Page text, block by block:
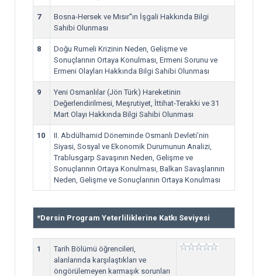
7
Bosna-Hersek ve Mısır''ın İşgali Hakkında Bilgi
Sahibi Olunması
8
Doğu Rumeli Krizinin Neden, Gelişme ve
Sonuçlarının Ortaya Konulması, Ermeni Sorunu ve
Ermeni Olayları Hakkında Bilgi Sahibi Olunması
9
Yeni Osmanlılar (Jön Türk) Hareketinin
Değerlendirilmesi, Meşrutiyet, İttihat-Terakki ve 31
Mart Olayı Hakkında Bilgi Sahibi Olunması
10
II. Abdülhamid Döneminde Osmanlı Devleti’nin
Siyasi, Sosyal ve Ekonomik Durumunun Analizi,
Trablusgarp Savaşının Neden, Gelişme ve
Sonuçlarının Ortaya Konulması, Balkan Savaşlarının
Neden, Gelişme ve Sonuçlarının Ortaya Konulması
*Dersin Program Yeterliliklerine Katkı Seviyesi
1
Tarih Bölümü öğrencileri,
alanlarında karşılaştıkları ve
öngörülemeyen karmaşık sorunları